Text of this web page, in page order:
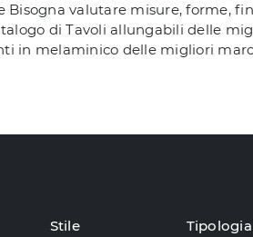
Bisogna valutare misure, forme,
di Tavoli allungabili delle
in melaminico delle migliori
Stile Tipologia